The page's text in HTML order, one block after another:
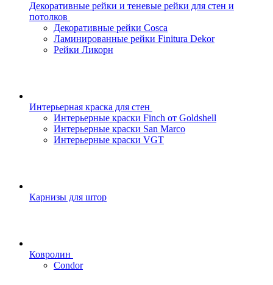
Декоративные рейки и теневые рейки для стен и
потолков
Декоративные рейки Cosca
Ламинированные рейки Finitura Dekor
Рейки Ликорн
Интерьерная краска для стен
Интерьерные краски Finch от Goldshell
Интерьерные краски San Marco
Интерьерные краски VGT
Карнизы для штор
Ковролин
Condor